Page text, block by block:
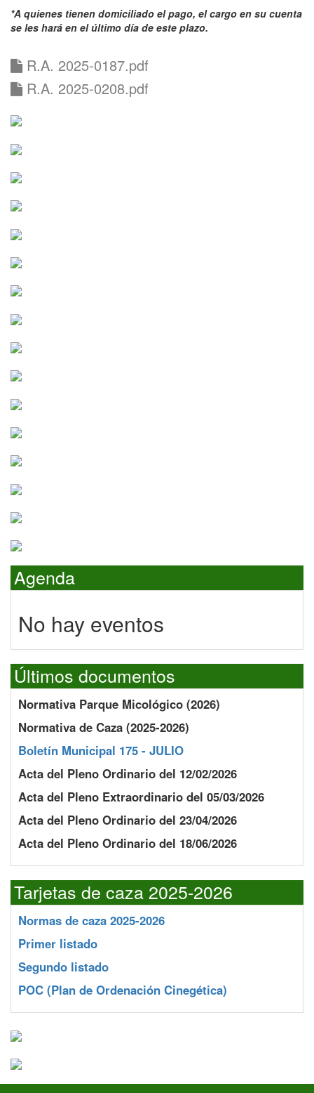
*A quienes tienen domiciliado el pago, el cargo en su cuenta
se les hará en el último día de este plazo.
R.A. 2025-0187.pdf
R.A. 2025-0208.pdf
Agenda
No hay eventos
Últimos documentos
Normativa Parque Micológico (2026)
Normativa de Caza (2025-2026)
Boletín Municipal 175 - JULIO
Acta del Pleno Ordinario del 12/02/2026
Acta del Pleno Extraordinario del 05/03/2026
Acta del Pleno Ordinario del 23/04/2026
Acta del Pleno Ordinario del 18/06/2026
Tarjetas de caza 2025-2026
Normas de caza 2025-2026
Primer listado
Segundo listado
POC (Plan de Ordenación Cinegética)